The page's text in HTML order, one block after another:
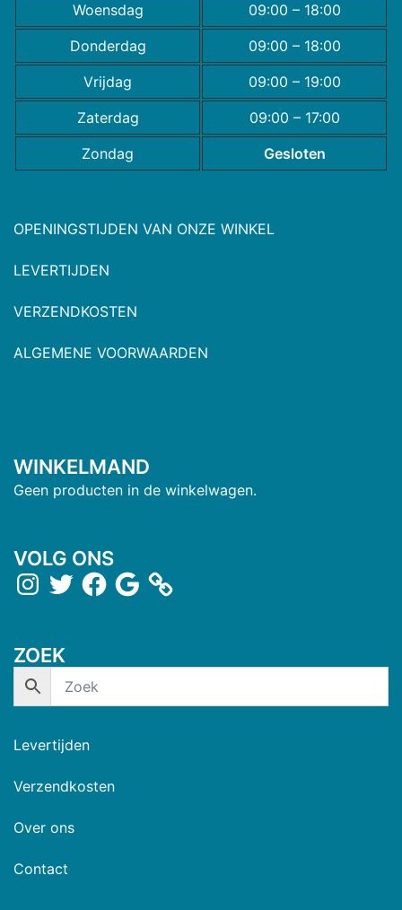
Woensdag
09:00 – 18:00
Donderdag
09:00 – 18:00
Vrijdag
09:00 – 19:00
Zaterdag
09:00 – 17:00
Zondag
Gesloten
OPENINGSTIJDEN VAN ONZE WINKEL
LEVERTIJDEN
VERZENDKOSTEN
ALGEMENE VOORWAARDEN
WINKELMAND
Geen producten in de winkelwagen.
VOLG ONS
ZOEK
Levertijden
Verzendkosten
Over ons
Contact